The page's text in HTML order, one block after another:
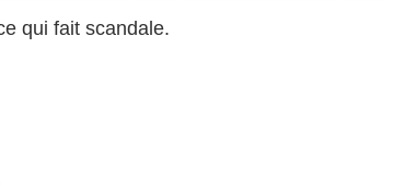
qui fait scandale.